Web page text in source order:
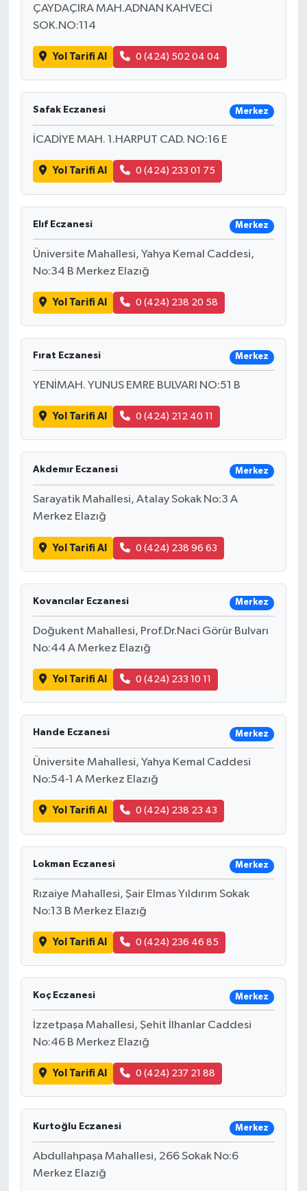
ÇAYDAÇIRA MAH.ADNAN KAHVECİ
SOK.NO:114
Yol Tarifi Al 0 (424) 502 04 04
Safak Eczanesi Merkez
İCADİYE MAH. 1.HARPUT CAD. NO:16 E
Yol Tarifi Al 0 (424) 233 01 75
Elıf Eczanesi Merkez
Üniversite Mahallesi, Yahya Kemal Caddesi,
No:34 B Merkez Elazığ
Yol Tarifi Al 0 (424) 238 20 58
Fırat Eczanesi Merkez
YENİMAH. YUNUS EMRE BULVARI NO:51 B
Yol Tarifi Al 0 (424) 212 40 11
Akdemır Eczanesi Merkez
Sarayatik Mahallesi, Atalay Sokak No:3 A
Merkez Elazığ
Yol Tarifi Al 0 (424) 238 96 63
Kovancılar Eczanesi Merkez
Doğukent Mahallesi, Prof.Dr.Naci Görür Bulvarı
No:44 A Merkez Elazığ
Yol Tarifi Al 0 (424) 233 10 11
Hande Eczanesi Merkez
Üniversite Mahallesi, Yahya Kemal Caddesi
No:54-1 A Merkez Elazığ
Yol Tarifi Al 0 (424) 238 23 43
Lokman Eczanesi Merkez
Rızaiye Mahallesi, Şair Elmas Yıldırım Sokak
No:13 B Merkez Elazığ
Yol Tarifi Al 0 (424) 236 46 85
Koç Eczanesi Merkez
İzzetpaşa Mahallesi, Şehit İlhanlar Caddesi
No:46 B Merkez Elazığ
Yol Tarifi Al 0 (424) 237 21 88
Kurtoğlu Eczanesi Merkez
Abdullahpaşa Mahallesi, 266 Sokak No:6
Merkez Elazığ